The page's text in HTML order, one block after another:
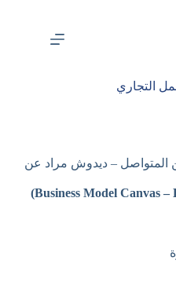
التجاري
المتواصل – ديدوش مراد عن